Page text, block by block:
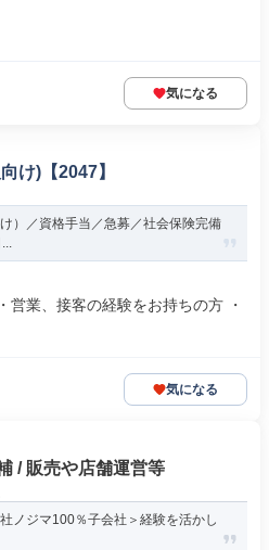
気になる
け)【2047】
）／資格手当／急募／社会保険完備
営業、接客の経験をお持ちの方 ・
気になる
/ 販売や店舗運営等
ノジマ100％子会社＞経験を活かし